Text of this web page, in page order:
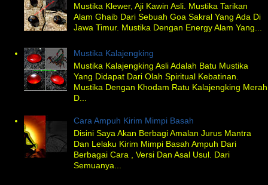
Mustika Klewer, Aji Kawin Asli. Mustika Tarikan
Alam Ghaib Dari Sebuah Goa Sakral Yang Ada Di
Jawa Timur. Mustika Dengan Energy Alam Yang...
Mustika Kalajengking
Mustika Kalajengking Asli Adalah Batu Mustika
Yang Didapat Dari Olah Spiritual Kebatinan.
Mustika Dengan Khodam Ratu Kalajengking Merah
D...
Cara Ampuh Kirim Mimpi Basah
Disini Saya Akan Berbagi Amalan Jurus Mantra
Dan Lelaku Kirim Mimpi Basah Ampuh Dari
Berbagai Cara , Versi Dan Asal Usul. Dari
Semuanya...